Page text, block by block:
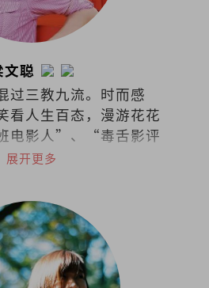
文聪
过三教九流。时而感
看人生百态，漫游花花
电影人”、“毒舌影评
展开更多